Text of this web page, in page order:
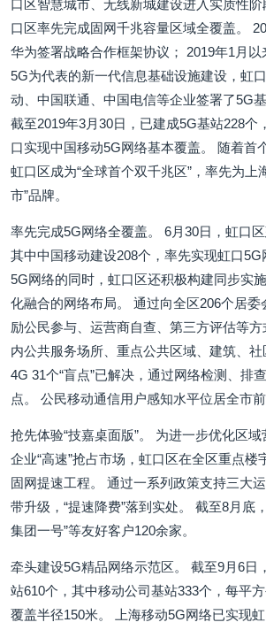
口区智慧城市、无线新城建设进入实质性
口区率先完成固网千兆容量区域全覆盖。
华为签署战略合作框架协议； 2019年1月以
5G为代表的新一代信息基础设施建设，虹
动、中国联通、中国电信等企业签署了5G
截至2019年3月30日，已建成5G基站228个
口实现中国移动5G网络基本覆盖。 随着首
虹口区成为“全球首个双千兆区”，率先为上
市”品牌。
率先完成5G网络全覆盖。 6月30日，虹口
其中中国移动建设208个，率先实现虹口
5G网络的同时，虹口区还积极构建同步实
化融合的网络布局。 通过向全区206个居
励公民参与、运营商自查、第三方评估等
内公共服务场所、重点公共区域、建筑、
4G 31个“盲点”已解决，通过网络检测、排
点。 公民移动通信用户感知水平位居全市前
抢先体验“技嘉桌面版”。 为进一步优化区
企业“高速”抢占市场，虹口区在全区重点楼
固网提速工程。 通过一系列政策支持三大
带升级，“提速降费”落到实处。 截至8月底
集团一号”等友好客户120余家。
牵头建设5G精品网络示范区。 截至9月6日
站610个，其中移动公司基站333个，每平方
覆盖半径150米。 上海移动5G网络已实现